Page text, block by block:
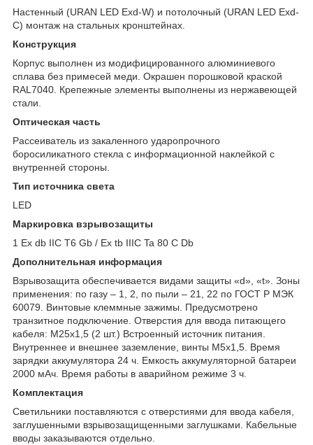
Настенный (URAN LED Exd-W) и потолочный (URAN LED Exd-
C) монтаж на стальных кронштейнах.
Конструкция
Корпус выполнен из модифицированного алюминиевого
сплава без примесей меди. Окрашен порошковой краской
RAL7040. Крепежные элементы выполнены из нержавеющей
стали.
Оптическая часть
Рассеиватель из закаленного ударопрочного
боросиликатного стекла с информационной наклейкой с
внутренней стороны.
Тип источника света
LED
Маркировка взрывозащиты
1 Ex db IIC Т6 Gb / Ex tb IIIC Ta 80 С Db
Дополнительная информация
Взрывозащита обеспечивается видами защиты «d», «t». Зоны
применения: по газу – 1, 2, по пыли – 21, 22 по ГОСТ Р МЭК
60079. Винтовые клеммные зажимы. Предусмотрено
транзитное подключение. Отверстия для ввода питающего
кабеля: М25х1,5 (2 шт.) Встроенный источник питания.
Внутреннее и внешнее заземление, винты М5х1,5. Время
зарядки аккумулятора 24 ч. Емкость аккумуляторной батареи
2000 мАч. Время работы в аварийном режиме 3 ч.
Комплектация
Светильники поставляются с отверстиями для ввода кабеля,
заглушенными взрывозащищенными заглушками. Кабельные
вводы заказываются отдельно.